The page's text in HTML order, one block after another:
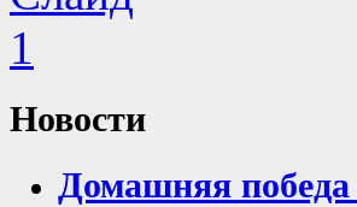
Новости
Домашняя